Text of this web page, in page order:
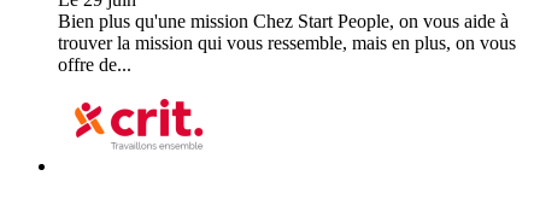
Bien plus qu'une mission Chez Start People, on vous aide à
trouver la mission qui vous ressemble, mais en plus, on vous
offre de...